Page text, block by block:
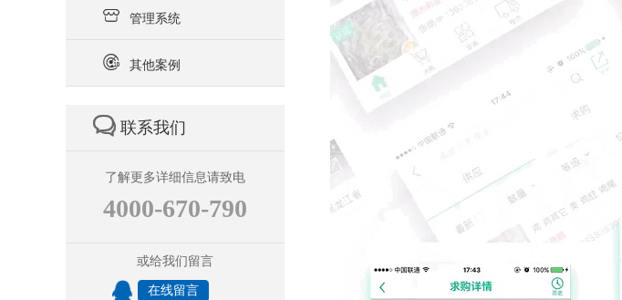
 管理系统
 其他案例
 联系我们
了解更多详细信息请致电
4000-670-790
或给我们留言
在线留言